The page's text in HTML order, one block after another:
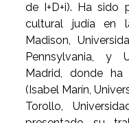
de I+D+i). Ha sido
cultural judía en
Madison,
Pennsylvania, y
Madrid, donde
(Isabel Marín,
Torollo,